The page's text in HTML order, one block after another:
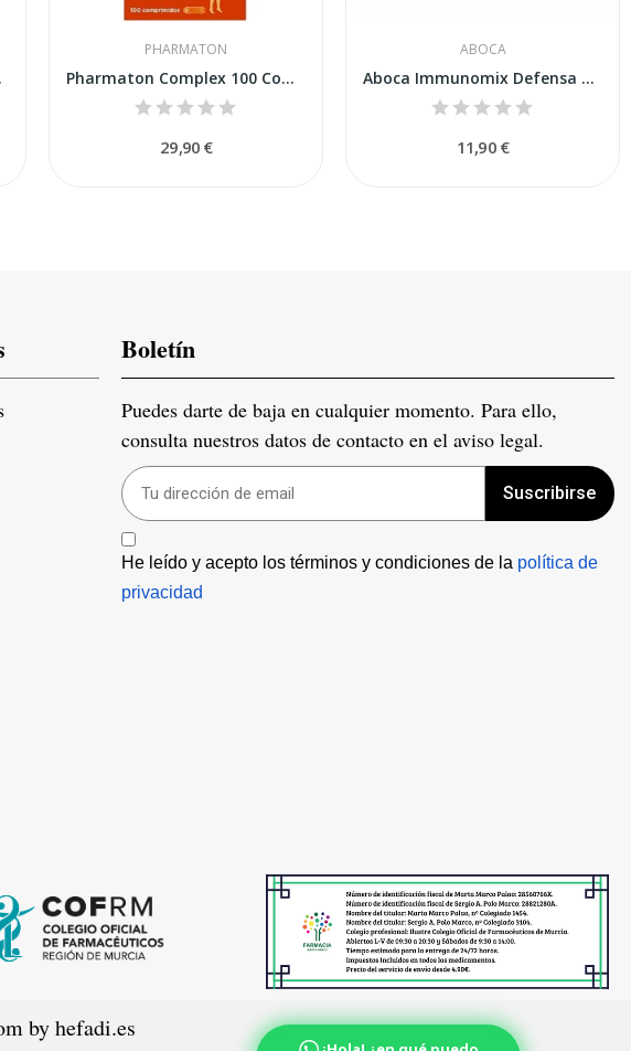
PHARMATON
Pharmaton Complex 100 Comprimidos + 30
29,90 €
ABOCA
Aboca Immunomix Defensa Nariz Spray 30ml
11,90 €
Boletín
Puedes darte de baja en cualquier momento. Para ello,
consulta nuestros datos de contacto en el aviso legal.
Suscribirse
He leído y acepto los términos y condiciones de la política de
privacidad
by hefadi.es